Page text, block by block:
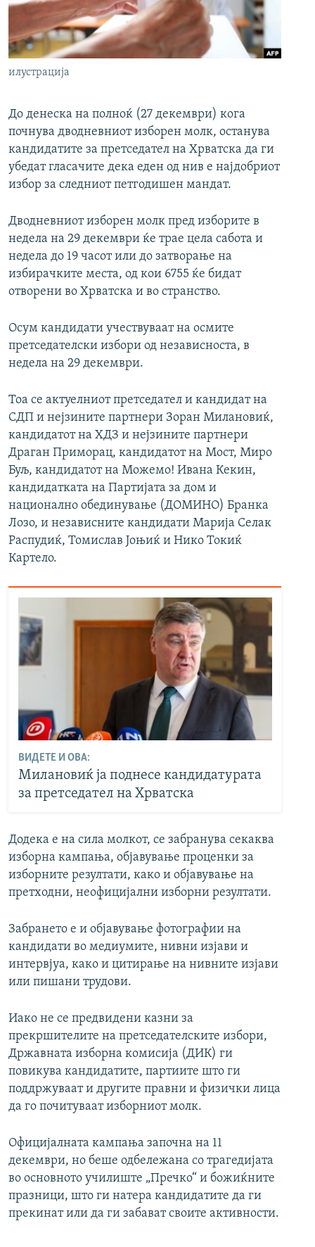
РСЕ веб страници
илустрација
До денеска на полноќ (27 декември) кога
почнува дводневниот изборен молк, останува
кандидатите за претседател на Хрватска да ги
убедат гласачите дека еден од нив е најдобриот
избор за следниот петгодишен мандат.
Дводневниот изборен молк пред изборите в
недела на 29 декември ќе трае цела сабота и
недела до 19 часот или до затворање на
избирачките места, од кои 6755 ќе бидат
отворени во Хрватска и во странство.
Осум кандидати учествуваат на осмите
претседателски избори од независноста, в
недела на 29 декември.
Тоа се актуелниот претседател и кандидат на
СДП и нејзините партнери Зоран Милановиќ,
кандидатот на ХДЗ и нејзините партнери
Драган Приморац, кандидатот на Мост, Миро
Буљ, кандидатот на Можемо! Ивана Кекин,
кандидатката на Партијата за дом и
национално обединување (ДОМИНО) Бранка
Лозо, и независните кандидати Марија Селак
Распудиќ, Томислав Јоњиќ и Нико Токиќ
Картело.
ВИДЕТЕ И ОВА:
Милановиќ ја поднесе кандидатурата
за претседател на Хрватска
Додека е на сила молкот, се забранува секаква
изборна кампања, објавување проценки за
изборните резултати, како и објавување на
претходни, неофицијални изборни резултати.
Забрането е и објавување фотографии на
кандидати во медиумите, нивни изјави и
интервјуа, како и цитирање на нивните изјави
или пишани трудови.
Иако не се предвидени казни за
прекршителите на претседателските избори,
Државната изборна комисија (ДИК) ги
повикува кандидатите, партиите што ги
поддржуваат и другите правни и физички лица
да го почитуваат изборниот молк.
Официјалната кампања започна на 11
декември, но беше одбележана со трагедијата
во основното училиште „Пречко“ и божиќните
празници, што ги натера кандидатите да ги
прекинат или да ги забават своите активности.